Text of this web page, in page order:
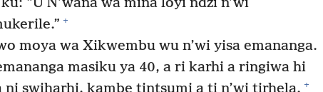
+
moya wa Xikwembu wu n’wi yisa emananga.
masiku ya 40, a ri karhi a ringiwa hi
ni swiharhi, kambe tintsumi a ti n’wi tirhela. +